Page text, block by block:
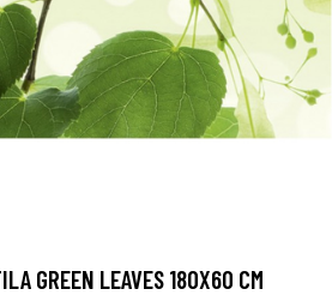
GREEN LEAVES 180X60 CM